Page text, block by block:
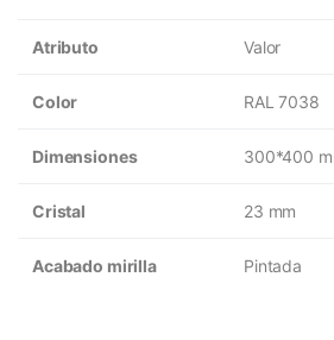
Atributo Valor
Color RAL 7038
Dimensiones 300*400
Cristal 23 mm
Acabado mirilla Pintada